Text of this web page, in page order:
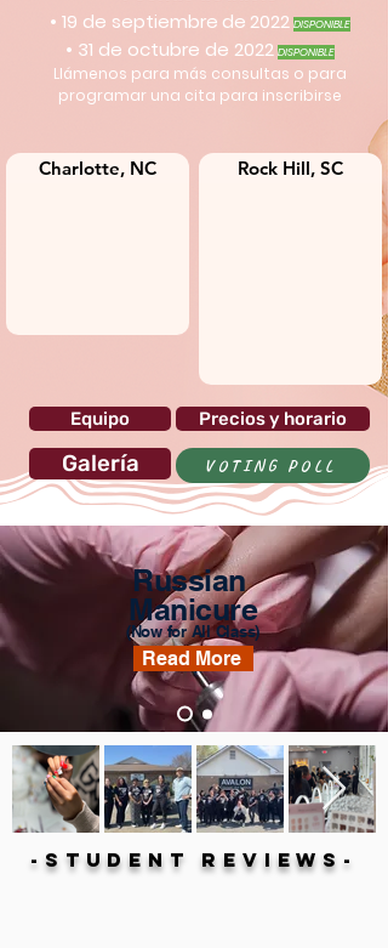
• 19 de septiembre de 2022 DISPONIBLE
• 31 de octubre de 2022 DISPONIBLE
Llámenos para más consultas o para
programar una cita para inscribirse
Charlotte, NC Rock Hill, SC
Equipo Precios y horario
Galería VOTING POLL
Russian
Manicure
(Now for All Class)
Read More
-STUDENT REVIEWS-